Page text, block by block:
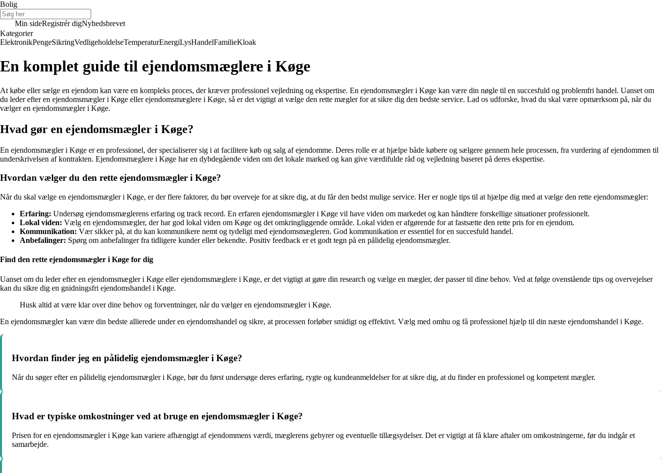
Bolig
Min sideRegistrér digNyhedsbrevet
Kategorier
ElektronikPengeSikringVedligeholdelseTemperaturEnergiLysHandelFamilieKloak
En komplet guide til ejendomsmæglere i Køge
At købe eller sælge en ejendom kan være en kompleks proces, der kræver professionel vejledning og ekspertise. En ejendomsmægler i Køge kan være din nøgle til en succesfuld og problemfri handel. Uanset om
du leder efter en ejendomsmægler i Køge eller ejendomsmæglere i Køge, så er det vigtigt at vælge den rette mægler for at sikre dig den bedste service. Lad os udforske, hvad du skal være opmærksom på, når du
vælger en ejendomsmægler i Køge.
Hvad gør en ejendomsmægler i Køge?
En ejendomsmægler i Køge er en professionel, der specialiserer sig i at facilitere køb og salg af ejendomme. Deres rolle er at hjælpe både købere og sælgere gennem hele processen, fra vurdering af ejendommen til
underskrivelsen af kontrakten. Ejendomsmæglere i Køge har en dybdegående viden om det lokale marked og kan give værdifulde råd og vejledning baseret på deres ekspertise.
Hvordan vælger du den rette ejendomsmægler i Køge?
Når du skal vælge en ejendomsmægler i Køge, er der flere faktorer, du bør overveje for at sikre dig, at du får den bedst mulige service. Her er nogle tips til at hjælpe dig med at vælge den rette ejendomsmægler:
Erfaring: Undersøg ejendomsmæglerens erfaring og track record. En erfaren ejendomsmægler i Køge vil have viden om markedet og kan håndtere forskellige situationer professionelt.
Lokal viden: Vælg en ejendomsmægler, der har god lokal viden om Køge og det omkringliggende område. Lokal viden er afgørende for at fastsætte den rette pris for en ejendom.
Kommunikation: Vær sikker på, at du kan kommunikere nemt og tydeligt med ejendomsmægleren. God kommunikation er essentiel for en succesfuld handel.
Anbefalinger: Spørg om anbefalinger fra tidligere kunder eller bekendte. Positiv feedback er et godt tegn på en pålidelig ejendomsmægler.
Find den rette ejendomsmægler i Køge for dig
Uanset om du leder efter en ejendomsmægler i Køge eller ejendomsmæglere i Køge, er det vigtigt at gøre din research og vælge en mægler, der passer til dine behov. Ved at følge ovenstående tips og overvejelser
kan du sikre dig en gnidningsfri ejendomshandel i Køge.
Husk altid at være klar over dine behov og forventninger, når du vælger en ejendomsmægler i Køge.
En ejendomsmægler kan være din bedste allierede under en ejendomshandel og sikre, at processen forløber smidigt og effektivt. Vælg med omhu og få professionel hjælp til din næste ejendomshandel i Køge.
Hvordan finder jeg en pålidelig ejendomsmægler i Køge?
Når du søger efter en pålidelig ejendomsmægler i Køge, bør du først undersøge deres erfaring, rygte og kundeanmeldelser for at sikre dig, at du finder en professionel og kompetent mægler.
Hvad er typiske omkostninger ved at bruge en ejendomsmægler i Køge?
Prisen for en ejendomsmægler i Køge kan variere afhængigt af ejendommens værdi, mæglerens gebyrer og eventuelle tillægsydelser. Det er vigtigt at få klare aftaler om omkostningerne, før du indgår et
samarbejde.